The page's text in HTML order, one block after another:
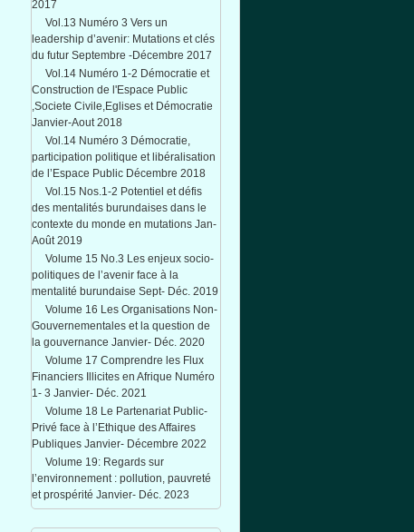
2017
Vol.13 Numéro 3 Vers un
leadership d’avenir: Mutations et clés
du futur Septembre -Décembre 2017
Vol.14 Numéro 1-2 Démocratie et
Construction de l'Espace Public
,Societe Civile,Eglises et Démocratie
Janvier-Aout 2018
Vol.14 Numéro 3 Démocratie,
participation politique et libéralisation
de l’Espace Public Décembre 2018
Vol.15 Nos.1-2 Potentiel et défis
des mentalités burundaises dans le
contexte du monde en mutations Jan-
Août 2019
Volume 15 No.3 Les enjeux socio-
politiques de l’avenir face à la
mentalité burundaise Sept- Déc. 2019
Volume 16 Les Organisations Non-
Gouvernementales et la question de
la gouvernance Janvier- Déc. 2020
Volume 17 Comprendre les Flux
Financiers Illicites en Afrique Numéro
1- 3 Janvier- Déc. 2021
Volume 18 Le Partenariat Public-
Privé face à l’Ethique des Affaires
Publiques Janvier- Décembre 2022
Volume 19: Regards sur
l’environnement : pollution, pauvreté
et prospérité Janvier- Déc. 2023